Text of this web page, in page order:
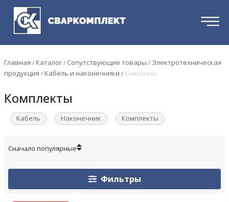
Главная / Каталог / Сопутствующие товары / Электротехническая
продукция / Кабель и наконечники / Комплекты
Комплекты
Кабель Наконечник Комплекты
Фильтры